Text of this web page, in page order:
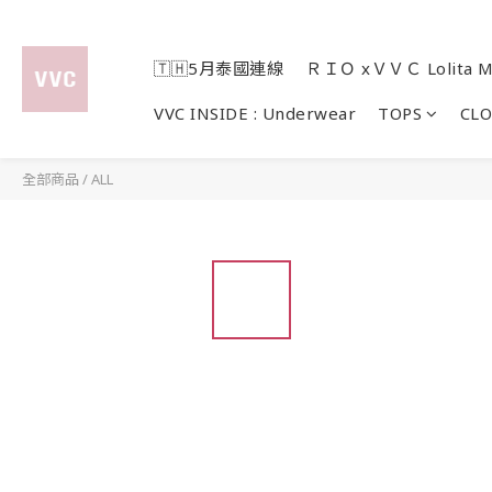
🇹🇭5月泰國連線 ＲＩＯ xＶＶＣ Lolita
VVC INSIDE : Underwear TOPS
全部商品 /ALL